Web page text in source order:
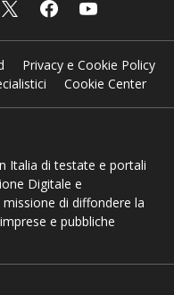
Privacy e Cookie Policy
Cookie Center
Italia di testate e portali
Digitale e
di diffondere la
e pubbliche